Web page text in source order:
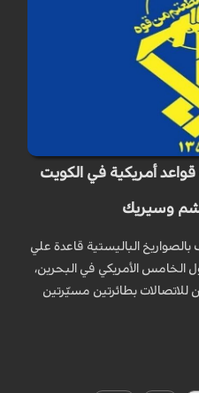
أمريكية في الكويت
وسيريك
الباليستية قاعدة علي
الخامس الأمريكي في البحرين،
للاتصالات بطائرتين مسيّرتين